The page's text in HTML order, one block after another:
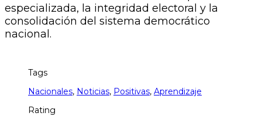
especializada, la integridad electoral y la
consolidación del sistema democrático
nacional.
Tags
Nacionales, Noticias, Positivas, Aprendizaje
Rating